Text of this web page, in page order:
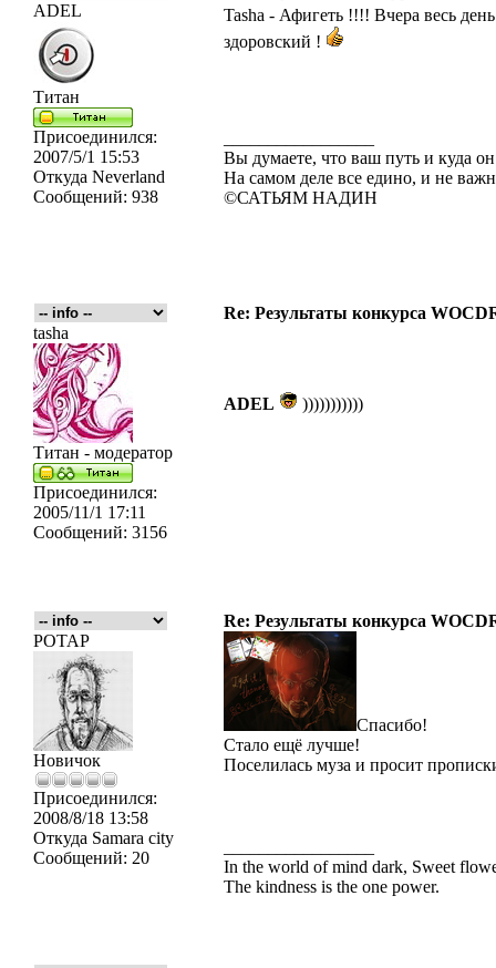
ADEL
Титан
Присоединился:
2007/5/1 15:53
Откуда Neverland
Сообщений: 938
Tasha - Афигеть !!!! Вчера весь
здоровский !
Вы думаете, что ваш путь и куда
На самом деле все едино, и не
©САТЬЯМ НАДИН
Re: Результаты конкурса
tasha
Титан - модератор
Присоединился:
2005/11/1 17:11
Сообщений: 3156
ADEL )))))))))))
Re: Результаты конкурса
POTAP
Новичок
Присоединился:
2008/8/18 13:58
Откуда Samara city
Сообщений: 20
Спасибо!
Стало ещё лучше!
Поселилась муза и просит
In the world of mind dark, Sweet
The kindness is the one power.